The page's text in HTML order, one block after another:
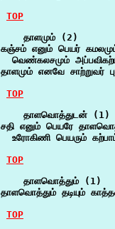
TOP
    தாளமும் (2)
கஞ்சம் எனும் பெயர்
வெண்கலசமும்
தாளமும் எனவே சாற்றுவர்
TOP
    தாளவொத்துடன் (1)
சதி எனும் பெயரே
உரோகிணி பெயரும்
TOP
    தாளவொத்தும் (1)
தாளவொத்தும் தடியும்
TOP